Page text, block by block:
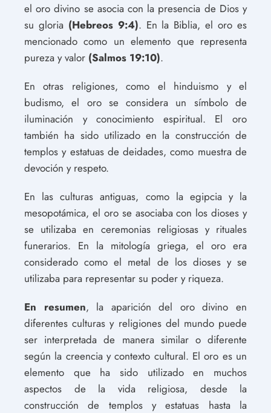
el oro divino se asocia con la presencia de Dios y
su gloria (Hebreos 9:4). En la Biblia, el oro es
mencionado como un elemento que representa
pureza y valor (Salmos 19:10).
En otras religiones, como el hinduismo y el
budismo, el oro se considera un símbolo de
iluminación y conocimiento espiritual. El oro
también ha sido utilizado en la construcción de
templos y estatuas de deidades, como muestra de
devoción y respeto.
En las culturas antiguas, como la egipcia y la
mesopotámica, el oro se asociaba con los dioses y
se utilizaba en ceremonias religiosas y rituales
funerarios. En la mitología griega, el oro era
considerado como el metal de los dioses y se
utilizaba para representar su poder y riqueza.
En resumen, la aparición del oro divino en
diferentes culturas y religiones del mundo puede
ser interpretada de manera similar o diferente
según la creencia y contexto cultural. El oro es un
elemento que ha sido utilizado en muchos
aspectos de la vida religiosa, desde la
construcción de templos y estatuas hasta la